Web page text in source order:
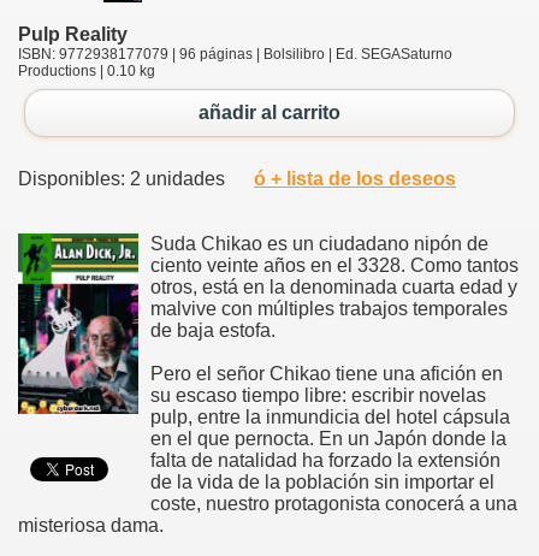
Pulp Reality
ISBN: 9772938177079 | 96 páginas | Bolsilibro | Ed. SEGASaturno
Productions | 0.10 kg
añadir al carrito
Disponibles: 2 unidades ó + lista de los deseos
Suda Chikao es un ciudadano nipón de
ciento veinte años en el 3328. Como tantos
otros, está en la denominada cuarta edad y
malvive con múltiples trabajos temporales
de baja estofa.
Pero el señor Chikao tiene una afición en
su escaso tiempo libre: escribir novelas
pulp, entre la inmundicia del hotel cápsula
en el que pernocta. En un Japón donde la
falta de natalidad ha forzado la extensión
de la vida de la población sin importar el
coste, nuestro protagonista conocerá a una
misteriosa dama.